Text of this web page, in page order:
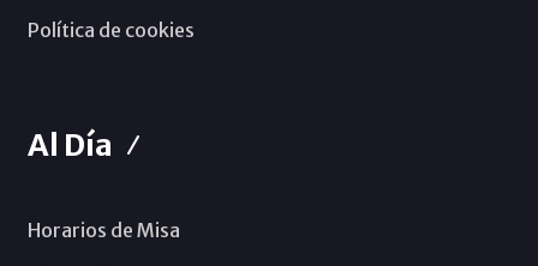
Política de cookies
Al Día
Horarios de Misa